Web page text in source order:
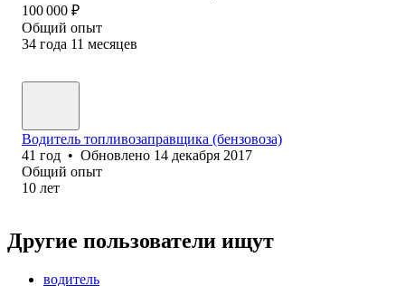
100 000 ₽
Общий опыт
34 года 11 месяцев
Водитель топливозаправщика (бензовоза)
41 год • Обновлено 14 декабря 2017
Общий опыт
10 лет
Другие пользователи ищут
водитель